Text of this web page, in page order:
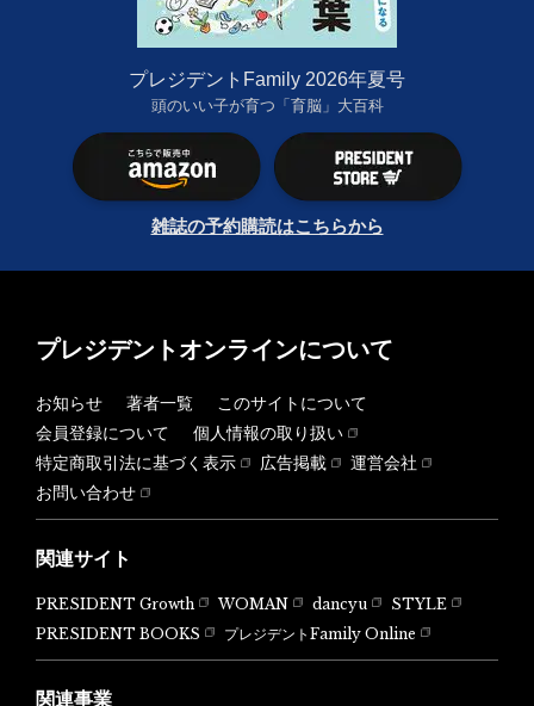
プレジデントFamily 2026年夏号
頭のいい子が育つ「育脳」大百科
雑誌の予約購読はこちらから
プレジデントオンラインについて
お知らせ 著者一覧
このサイトについて
会員登録について
個人情報の取り扱い
特定商取引法に基づく表示
広告掲載
運営会社
お問い合わせ
関連サイト
PRESIDENT Growth WOMAN dancyu
STYLE
PRESIDENT BOOKS
プレジデントFamily Online
関連事業